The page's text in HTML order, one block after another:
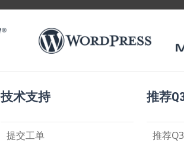
技术支持
提交工单
推荐
推荐